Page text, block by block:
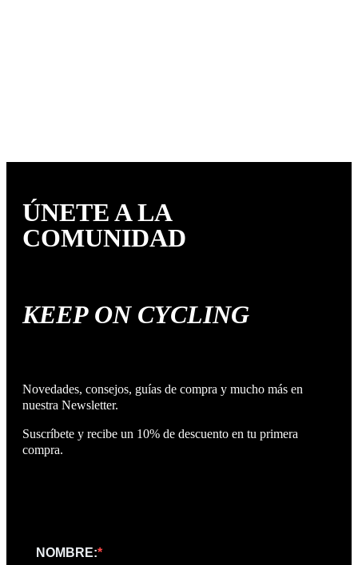
ÚNETE A LA
COMUNIDAD
KEEP ON CYCLING
Novedades, consejos, guías de compra y mucho más en
nuestra Newsletter.
Suscríbete y recibe un 10% de descuento en tu primera
compra.
NOMBRE: